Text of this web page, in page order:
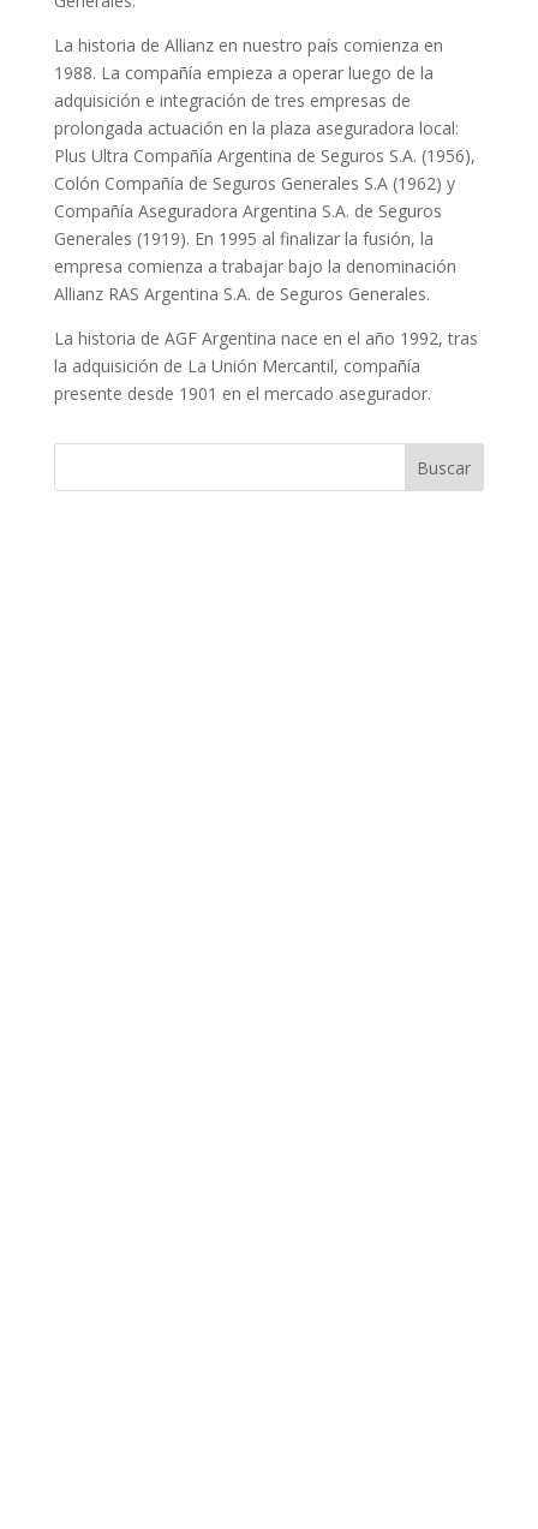
La historia de Allianz en nuestro país comienza en
1988. La compañía empieza a operar luego de la
adquisición e integración de tres empresas de
prolongada actuación en la plaza aseguradora local:
Plus Ultra Compañía Argentina de Seguros S.A. (1956),
Colón Compañía de Seguros Generales S.A (1962) y
Compañía Aseguradora Argentina S.A. de Seguros
Generales (1919). En 1995 al finalizar la fusión, la
empresa comienza a trabajar bajo la denominación
Allianz RAS Argentina S.A. de Seguros Generales.
La historia de AGF Argentina nace en el año 1992, tras
la adquisición de La Unión Mercantil, compañía
presente desde 1901 en el mercado asegurador.